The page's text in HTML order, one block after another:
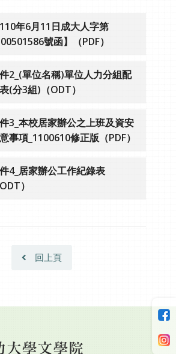
110年6月11日成大人字第
號函】（PDF）
開新視窗）
2_(單位名稱)單位人力分組配
(分3組)（ODT）
開新視窗）
3_本校居家辦公之上班及資安
事項_1100610修正版（PDF）
開新視窗）
4_居家辦公工作紀錄表
ODT）
另開新視窗）
回上頁